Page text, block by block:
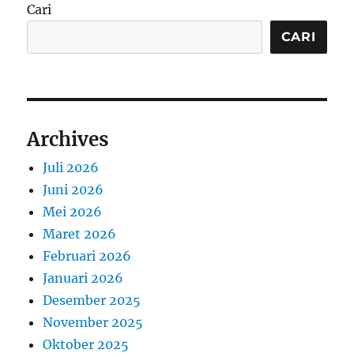
Cari
CARI
Archives
Juli 2026
Juni 2026
Mei 2026
Maret 2026
Februari 2026
Januari 2026
Desember 2025
November 2025
Oktober 2025